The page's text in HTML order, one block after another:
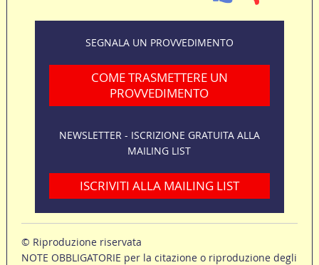
SEGNALA UN PROVVEDIMENTO
COME TRASMETTERE UN
PROVVEDIMENTO
NEWSLETTER - ISCRIZIONE GRATUITA ALLA
MAILING LIST
ISCRIVITI ALLA MAILING LIST
© Riproduzione riservata
NOTE OBBLIGATORIE per la citazione o riproduzione degli